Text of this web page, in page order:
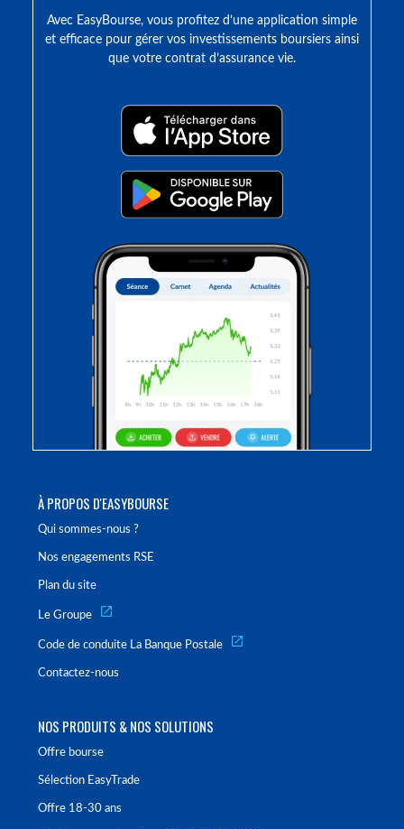
À PROPOS D'EASYBOURSE
Qui sommes-nous ?
Nos engagements RSE
Plan du site
Le Groupe
Code de conduite La Banque Postale
Contactez-nous
NOS PRODUITS & NOS SOLUTIONS
Offre bourse
Sélection EasyTrade
Offre 18-30 ans
Avec EasyBourse, vous profitez d’une application simple
et efficace pour gérer vos investissements boursiers ainsi
que votre contrat d’assurance vie.